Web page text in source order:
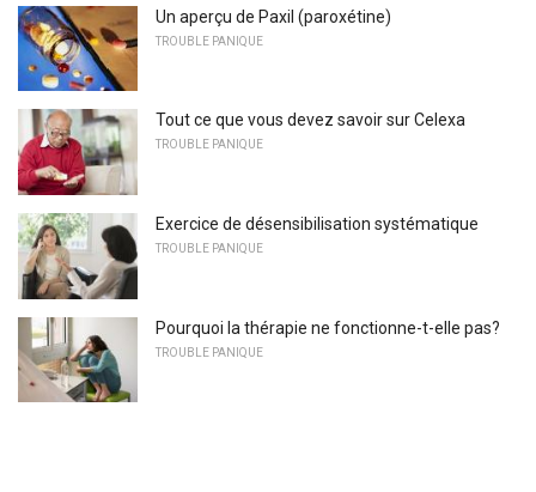
Un aperçu de Paxil (paroxétine)
TROUBLE PANIQUE
Tout ce que vous devez savoir sur Celexa
TROUBLE PANIQUE
Exercice de désensibilisation systématique
TROUBLE PANIQUE
Pourquoi la thérapie ne fonctionne-t-elle pas?
TROUBLE PANIQUE